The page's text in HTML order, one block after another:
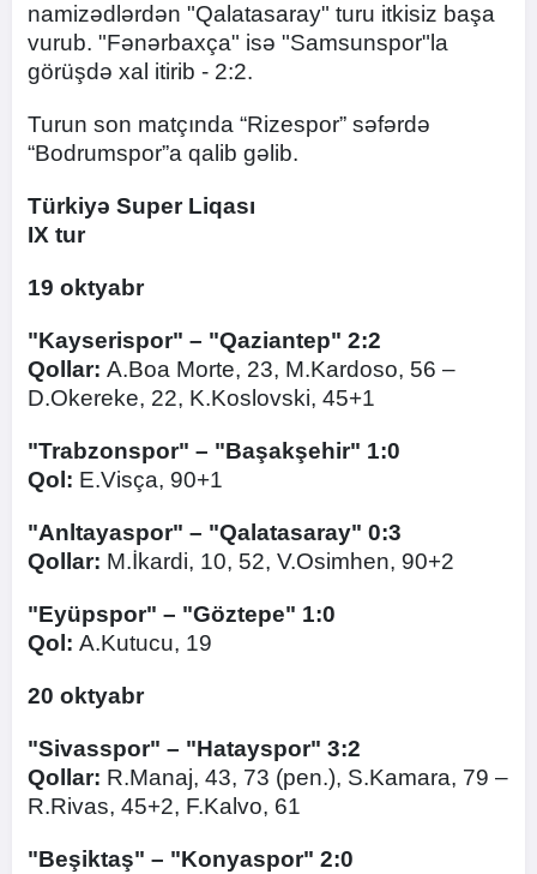
namizədlərdən "Qalatasaray" turu itkisiz başa
vurub. "Fənərbaxça" isə "Samsunspor"la
görüşdə xal itirib - 2:2.
Turun son matçında “Rizespor” səfərdə
“Bodrumspor”a qalib gəlib.
Türkiyə Super Liqası
IX tur
19 oktyabr
"Kayserispor" – "Qaziantep" 2:2
Qollar: A.Boa Morte, 23, M.Kardoso, 56 –
D.Okereke, 22, K.Koslovski, 45+1
"Trabzonspor" – "Başakşehir" 1:0
Qol: E.Visça, 90+1
"Anltayaspor" – "Qalatasaray" 0:3
Qollar: M.İkardi, 10, 52, V.Osimhen, 90+2
"Eyüpspor" – "Göztepe" 1:0
Qol: A.Kutucu, 19
20 oktyabr
"Sivasspor" – "Hatayspor" 3:2
Qollar: R.Manaj, 43, 73 (pen.), S.Kamara, 79 –
R.Rivas, 45+2, F.Kalvo, 61
"Beşiktaş" – "Konyaspor" 2:0